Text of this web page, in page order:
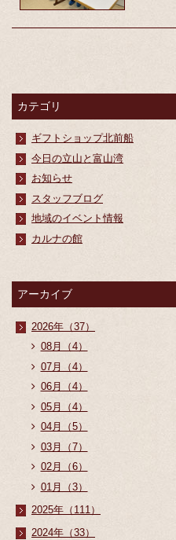
カテゴリ
ギフトショップ北前船
今日の立山と富山湾
お知らせ
スタッフブログ
地域のイベント情報
カルナの館
アーカイブ
2026年（37）
08月（4）
07月（4）
06月（4）
05月（4）
04月（5）
03月（7）
02月（6）
01月（3）
2025年（111）
2024年（33）